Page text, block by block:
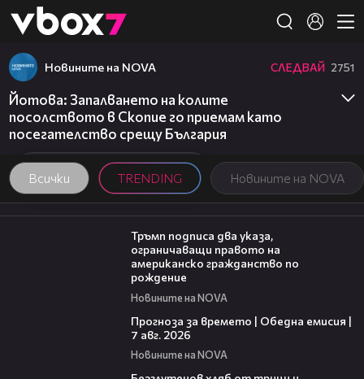
👾
Всички TRENDING Новините на NOVA
Новините на NOVA СЛЕДВАЙ 2751
Йотова: Запалването на колите
посолството в Скопие го приемам като
посегателство срещу България
01:24
Тръмп подписа два указа,
ограничаващи правото на
американско гражданство по
рождение
Новините на NOVA
Прогноза за времето | Обедна емисия |
7 авг. 2026
Новините на NOVA